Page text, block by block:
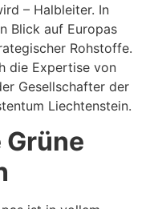
– Halbleiter. In
Blick auf Europas
Rohstoffe.
die Expertise von
Gesellschafter der
Liechtenstein.
Grüne